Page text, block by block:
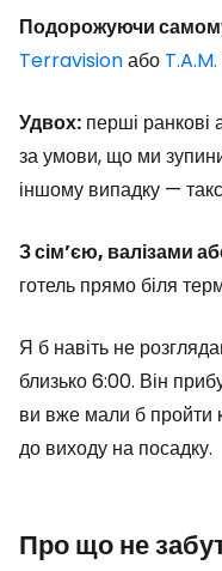
Подорожуючи
Terravisionабо T.A.M.
Удвох: перші ранкові
за умови, що ми
іншому випадку —
З сім’єю, валізами
готель прямо біля
Я б навіть не
близько 6:00. Він
ви вже мали б пройти
до виходу на посадку.
Про що не